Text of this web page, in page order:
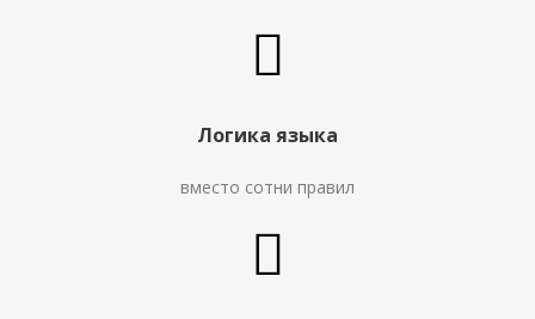
Логика языка
вместо сотни правил